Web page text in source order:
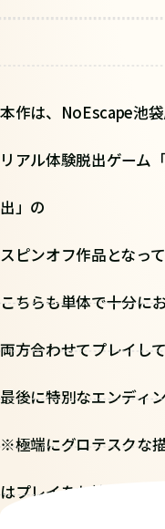
本作は、NoEscape池袋
リアル体験脱出ゲーム
出」の
スピンオフ作品となって
こちらも単体で十分に
両方合わせてプレイして
最後に特別なエンディ
※極端にグロテスクな
はプレイをお控えくださ